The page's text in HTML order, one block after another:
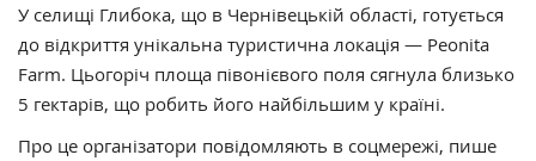
У селищі Глибока, що в Чернівецькій області, готується
до відкриття унікальна туристична локація — Peonita
Farm. Цьогоріч площа півонієвого поля сягнула близько
5 гектарів, що робить його найбільшим у країні.
Про це організатори повідомляють в соцмережі, пише